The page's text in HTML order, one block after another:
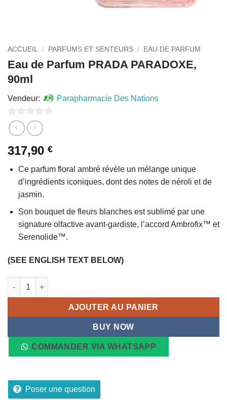
ACCUEIL / PARFUMS ET SENTEURS / EAU DE PARFUM
Eau de Parfum PRADA PARADOXE,
90ml
Vendeur: Parapharmacie Des Nations
0
sur
5
317,90 €
Ce parfum floral ambré révèle un mélange unique
d’ingrédients iconiques, dont des notes de néroli et de
jasmin.
Son bouquet de fleurs blanches est sublimé par une
signature olfactive avant-gardiste, l’accord Ambrofix™ et
Serenolide™.
(SEE ENGLISH TEXT BELOW)
quantité de Eau de Parfum PRADA PARADOXE, 90ml
AJOUTER AU PANIER
BUY NOW
COMMANDER VIA WHATSAPP
Poser une question